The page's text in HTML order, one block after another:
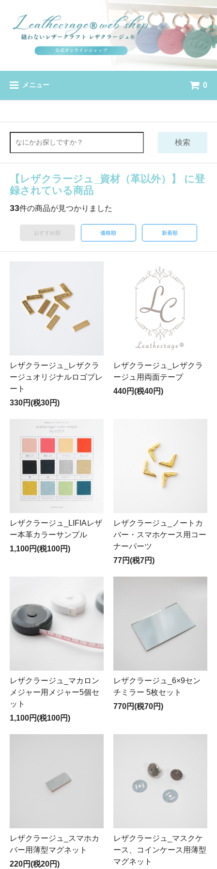
メニュー 0
検索
【レザクラージュ_資材（革以外）】 に登
録されている商品
33件の商品が見つかりました
おすすめ順 価格順 新着順
レザクラージュ_レザクラ
ージュオリジナルロゴプレ
ート
330円(税30円)
レザクラージュ_レザクラ
ージュ用両面テープ
440円(税40円)
レザクラージュ_LIFIAレザ
ー本革カラーサンプル
1,100円(税100円)
レザクラージュ_ノートカ
バー・スマホケース用コー
ナーパーツ
77円(税7円)
レザクラージュ_マカロン
メジャー用メジャー5個セ
ット
1,100円(税100円)
レザクラージュ_6×9セン
チミラー 5枚セット
770円(税70円)
レザクラージュ_スマホカ
バー用薄型マグネット
220円(税20円)
レザクラージュ_マスクケ
ース、コインケース用薄型
マグネット